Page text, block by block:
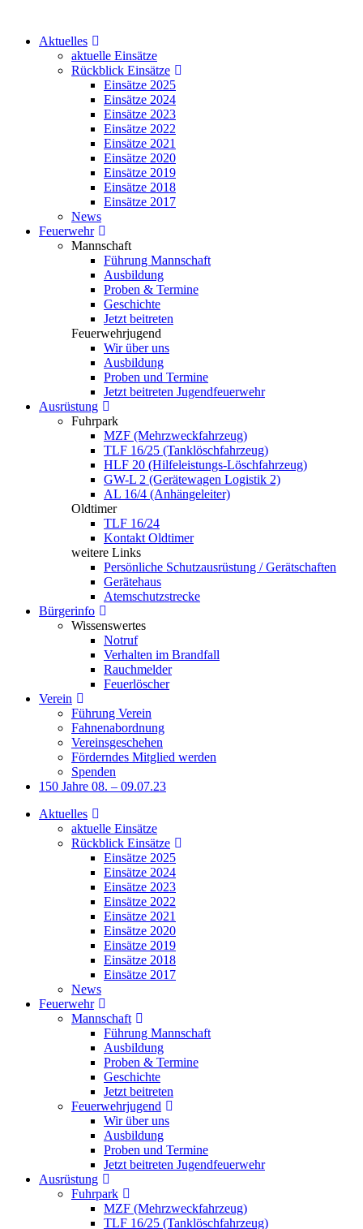
Aktuelles
aktuelle Einsätze
Rückblick Einsätze
Einsätze 2025
Einsätze 2024
Einsätze 2023
Einsätze 2022
Einsätze 2021
Einsätze 2020
Einsätze 2019
Einsätze 2018
Einsätze 2017
News
Feuerwehr
Mannschaft
Führung Mannschaft
Ausbildung
Proben & Termine
Geschichte
Jetzt beitreten
Feuerwehrjugend
Wir über uns
Ausbildung
Proben und Termine
Jetzt beitreten Jugendfeuerwehr
Ausrüstung
Fuhrpark
MZF (Mehrzweckfahrzeug)
TLF 16/25 (Tanklöschfahrzeug)
HLF 20 (Hilfeleistungs-Löschfahrzeug)
GW-L 2 (Gerätewagen Logistik 2)
AL 16/4 (Anhängeleiter)
Oldtimer
TLF 16/24
Kontakt Oldtimer
weitere Links
Persönliche Schutzausrüstung / Gerätschaften
Gerätehaus
Atemschutzstrecke
Bürgerinfo
Wissenswertes
Notruf
Verhalten im Brandfall
Rauchmelder
Feuerlöscher
Verein
Führung Verein
Fahnenabordnung
Vereinsgeschehen
Förderndes Mitglied werden
Spenden
150 Jahre 08. – 09.07.23
Aktuelles
aktuelle Einsätze
Rückblick Einsätze
Einsätze 2025
Einsätze 2024
Einsätze 2023
Einsätze 2022
Einsätze 2021
Einsätze 2020
Einsätze 2019
Einsätze 2018
Einsätze 2017
News
Feuerwehr
Mannschaft
Führung Mannschaft
Ausbildung
Proben & Termine
Geschichte
Jetzt beitreten
Feuerwehrjugend
Wir über uns
Ausbildung
Proben und Termine
Jetzt beitreten Jugendfeuerwehr
Ausrüstung
Fuhrpark
MZF (Mehrzweckfahrzeug)
TLF 16/25 (Tanklöschfahrzeug)